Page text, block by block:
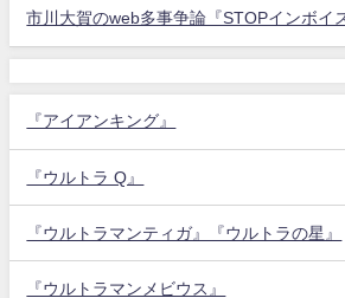
市川大賀のweb多事争論『STOPインボイ
『アイアンキング』
『ウルトラ Q』
『ウルトラマンティガ』『ウルトラの星』
『ウルトラマンメビウス』